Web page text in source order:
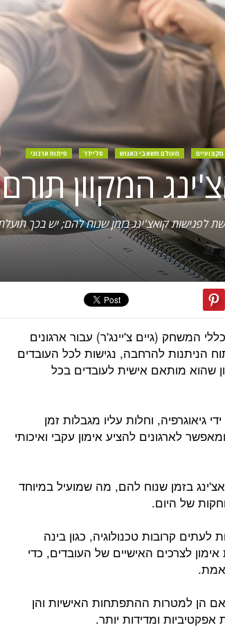
מעולם משאבי האנוש סליידר פיתוח ארגוני
לפגישות קואצ'ינג בזמן שנוח להם; יש בכך
המשחק (גיים צ'יינג'ר) עבור ארגונים
הניתנות להרחבה, נגישות לכל העובדים
שהוא מותאם אישית לעובדים בכל
גיאוגרפיה, וחלות עליו מגבלות זמן
לארגונים להציע אימון עקבי ואיכותי
בזמן שנוח להם, מה שמועיל במיוחד
של היום.
קרובות טכנולוגיה, כגון בינה
לצרכים האישיים של העובדים, כדי
אמת.
הן למטרות ההתפתחות האישיות והן
ומדידות יותר.